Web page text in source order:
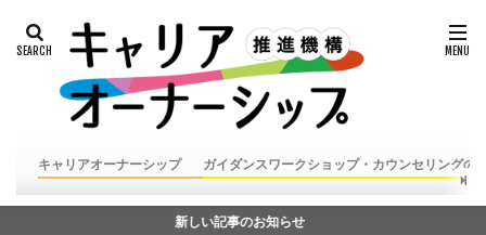
キャリアオーナーシップ ガイダンスワークショップ・カウンセリングの
新しい記事のお知らせ